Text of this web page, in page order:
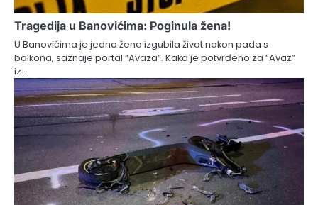
Tragedija u Banovićima: Poginula žena!
U Banovićima je jedna žena izgubila život nakon pada s
balkona, saznaje portal “Avaza”. Kako je potvrđeno za “Avaz”
iz…